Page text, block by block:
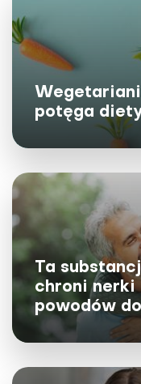
Wspiera mózg
Czym jest
Pewien składnik
(PQQ), pobudza
w starzejących się
potęga
Ta
chroni nerki
powodów